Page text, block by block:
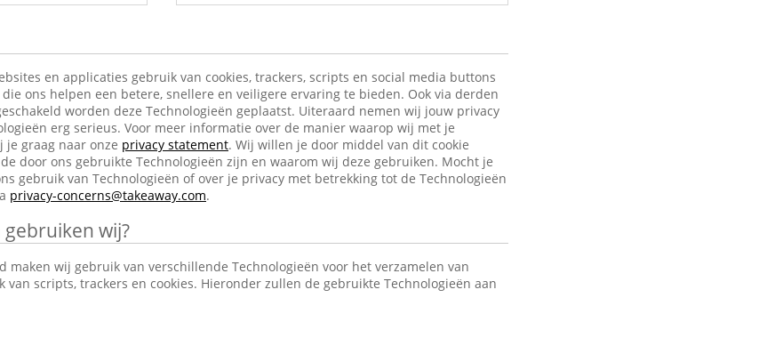
en applicaties gebruik van cookies, trackers, scripts en social media buttons
ons helpen een betere, snellere en veiligere ervaring te bieden. Ook via derden
worden deze Technologieën geplaatst. Uiteraard nemen wij jouw privacy
erg serieus. Voor meer informatie over de manier waarop wij met je
je graag naar onze privacy statement. Wij willen je door middel van dit cookie
door ons gebruikte Technologieën zijn en waarom wij deze gebruiken. Mocht je
gebruik van Technologieën of over je privacy met betrekking tot de Technologieën
privacy-concerns@takeaway.com.
wij?
maken wij gebruik van verschillende Technologieën voor het verzamelen van
van scripts, trackers en cookies. Hieronder zullen de gebruikte Technologieën aan